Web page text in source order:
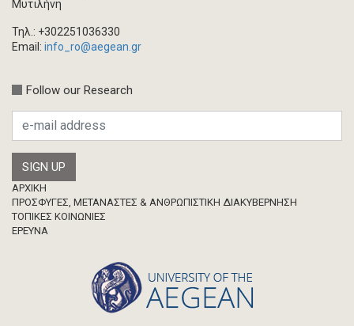
Μυτιλήνη
Τηλ.: +302251036330
Email: info_ro@aegean.gr
Follow our Research
Footer
ΑΡΧΙΚΗ
ΠΡΟΣΦΥΓΕΣ, ΜΕΤΑΝΑΣΤΕΣ & ΑΝΘΡΩΠΙΣΤΙΚΗ ΔΙΑΚΥΒΕΡΝΗΣΗ
ΤΟΠΙΚΕΣ ΚΟΙΝΩΝΙΕΣ
ΈΡΕΥΝΑ